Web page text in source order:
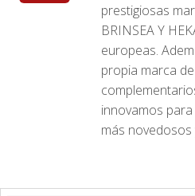
prestigiosas
BRINSEA Y
europeas.
propia marca
innovamos
más novedosos